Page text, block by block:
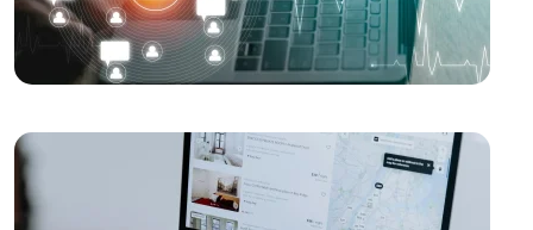
SEO Uyumlu Web Tasarımında Dikkat Edilmesi
Gerekenler
Farkı
Kayseri Görsel Hiyerarşisi ve Web Tasarımı